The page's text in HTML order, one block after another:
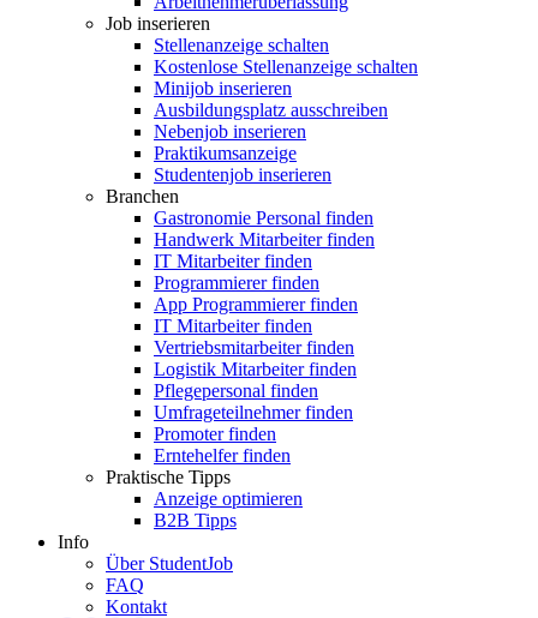
Job inserieren
Stellenanzeige schalten
Kostenlose Stellenanzeige schalten
Minijob inserieren
Ausbildungsplatz ausschreiben
Nebenjob inserieren
Praktikumsanzeige
Studentenjob inserieren
Branchen
Gastronomie Personal finden
Handwerk Mitarbeiter finden
IT Mitarbeiter finden
Programmierer finden
App Programmierer finden
IT Mitarbeiter finden
Vertriebsmitarbeiter finden
Logistik Mitarbeiter finden
Pflegepersonal finden
Umfrageteilnehmer finden
Promoter finden
Erntehelfer finden
Praktische Tipps
Anzeige optimieren
B2B Tipps
Info
Über StudentJob
FAQ
Kontakt